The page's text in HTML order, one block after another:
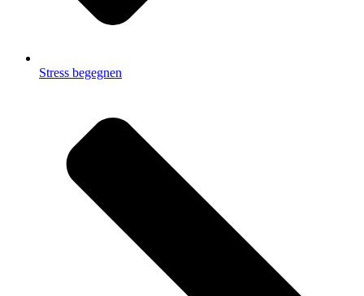
Stress begegnen